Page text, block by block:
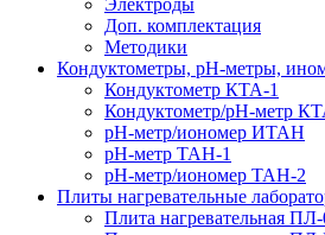
Электроды
Доп. комплектация
Методики
Кондуктометры, рН-метры,
Кондуктометр КТА-1
Кондуктометр/рН-метр
pH-метр/иономер ИТАН
рН-метр ТАН-1
pH-метр/иономер ТАН-2
Плиты нагревательные
Плита нагревательная ПЛ-